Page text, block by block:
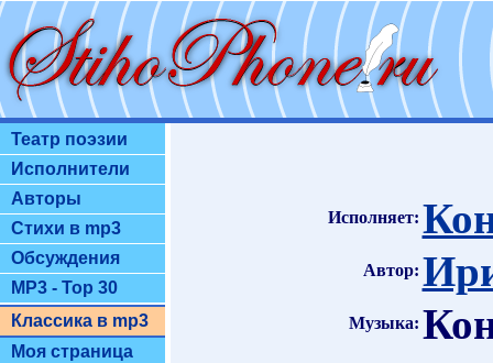
Театр поэзии
Исполнители
Авторы
Стихи в mp3
Обсуждения
MP3 - Top 30
Классика в mp3
Моя страница
Исполняет:
Автор:
Музыка: